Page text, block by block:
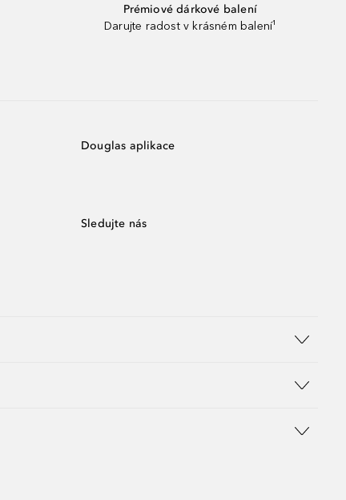
Prémiové dárkové balení
Darujte radost v krásném balení¹
Douglas aplikace
Sledujte nás